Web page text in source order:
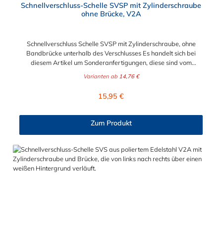
Schnellverschluss-Schelle SVSP mit Zylinderschraube
ohne Brücke, V2A
Schnellverschluss Schelle SVSP mit Zylinderschraube, ohne
Bandbrücke unterhalb des Verschlusses Es handelt sich bei
diesem Artikel um Sonderanfertigungen, diese sind vom
Durchmesser der Schelle muss exakt gewählt werden. Die
lediglich zur Regulierung der Klemmkraft.2. Die Durchgangs-
Messing. Die Schnellverschluss Schelle SVSP, mit
schnelles Schließen und Lösen der Verbindungen erforderlich
ist, wie z. B. in Filter- und Abfüllanlagen oder in
Rohrleitungssystemen der Lebensmittelindustrie, die einer
Varianten ab14,76 €
Regulärer Preis:
15,95 €
Zum Produkt